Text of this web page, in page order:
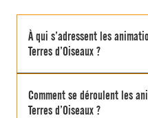
À qui s’adressent les
Terres d’Oiseaux ?
Comment se déroulent les
Terres d’Oiseaux ?